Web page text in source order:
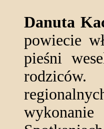
Danuta
powiecie
pieśni